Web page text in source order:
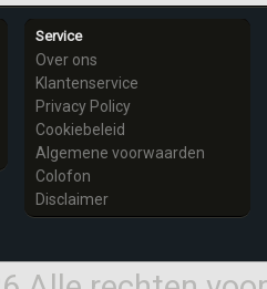
Service
Over ons
Klantenservice
Privacy Policy
Cookiebeleid
Algemene voorwaarden
Colofon
Disclaimer